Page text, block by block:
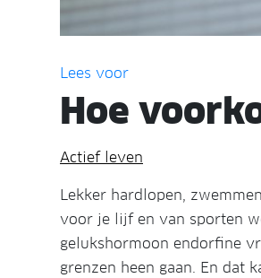
Lees voor
Hoe
Actief leven
Lekker hardlopen,
voor je lijf en van sporten
gelukshormoon endorfine
grenzen heen gaan. En dat